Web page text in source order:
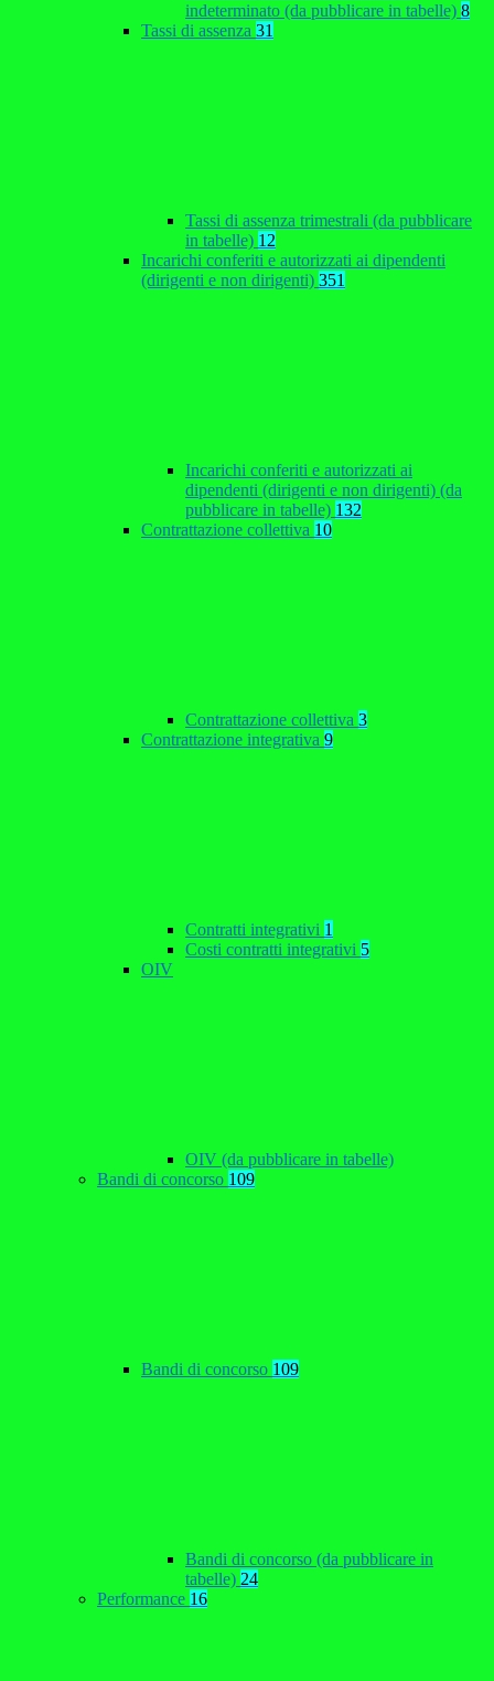
indeterminato (da pubblicare in tabelle) 8
Tassi di assenza 31
Tassi di assenza trimestrali (da pubblicare
in tabelle) 12
Incarichi conferiti e autorizzati ai dipendenti
(dirigenti e non dirigenti) 351
Incarichi conferiti e autorizzati ai
dipendenti (dirigenti e non dirigenti) (da
pubblicare in tabelle) 132
Contrattazione collettiva 10
Contrattazione collettiva 3
Contrattazione integrativa 9
Contratti integrativi 1
Costi contratti integrativi 5
OIV
OIV (da pubblicare in tabelle)
Bandi di concorso 109
Bandi di concorso 109
Bandi di concorso (da pubblicare in
tabelle) 24
Performance 16